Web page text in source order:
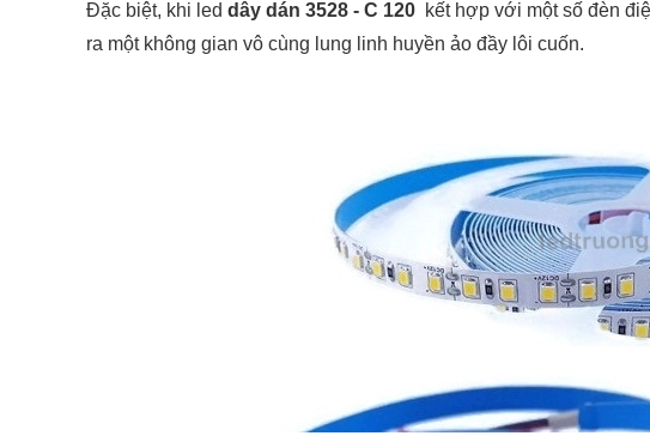
Đặc biệt, khi led dây dán 3528 - C 120 kết hợp với một số đèn
ra một không gian vô cùng lung linh huyền ảo đầy lôi cuốn.